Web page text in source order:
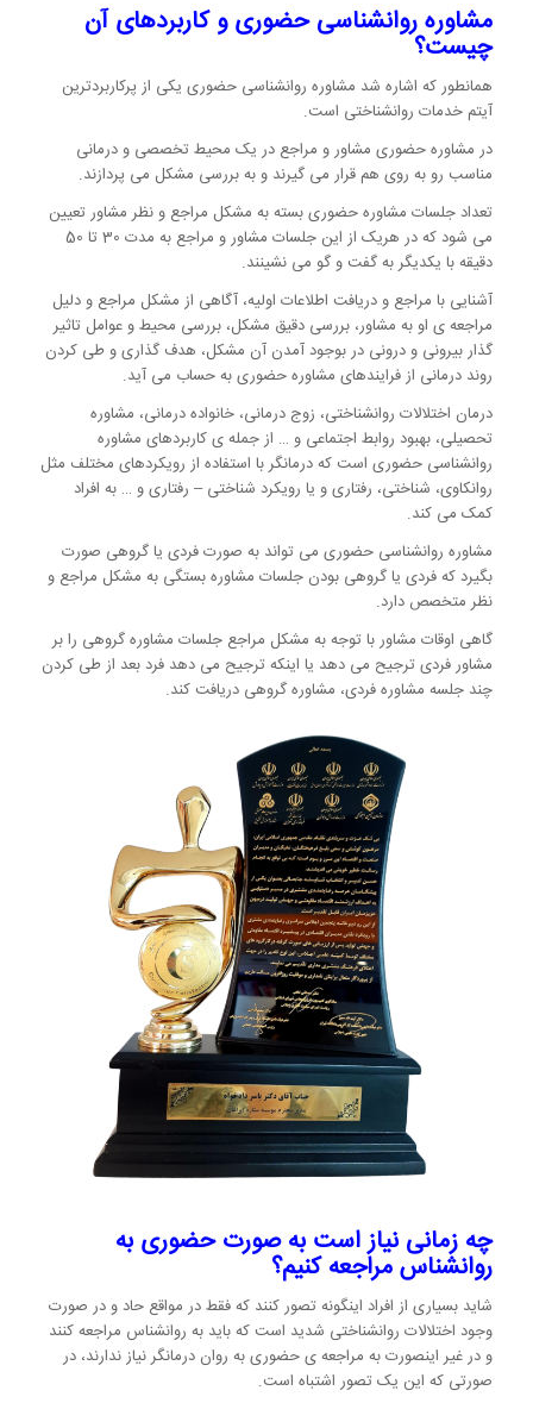
مشاوره روانشناسی حضوری و کاربردهای آن
چیست؟
همانطور که اشاره شد مشاوره روانشناسی حضوری یکی از پرکاربردترین
آیتم خدمات روانشناختی است.
در مشاوره حضوری مشاور و مراجع در یک محیط تخصصی و درمانی
مناسب رو به روی هم قرار می گیرند و به بررسی مشکل می پردازند.
تعداد جلسات مشاوره حضوری بسته به مشکل مراجع و نظر مشاور تعیین
می شود که در هریک از این جلسات مشاور و مراجع به مدت 30 تا 50
دقیقه با یکدیگر به گفت و گو می نشینند.
آشنایی با مراجع و دریافت اطلاعات اولیه، آگاهی از مشکل مراجع و دلیل
مراجعه ی او به مشاور، بررسی دقیق مشکل، بررسی محیط و عوامل تاثیر
گذار بیرونی و درونی در بوجود آمدن آن مشکل، هدف گذاری و طی کردن
روند درمانی از فرایندهای مشاوره حضوری به حساب می آید.
درمان اختلالات روانشناختی، زوج درمانی، خانواده درمانی، مشاوره
تحصیلی، بهبود روابط اجتماعی و … از جمله ی کاربردهای مشاوره
روانشناسی حضوری است که درمانگر با استفاده از رویکردهای مختلف مثل
روانکاوی، شناختی، رفتاری و یا رویکرد شناختی – رفتاری و … به افراد
کمک می کند.
مشاوره روانشناسی حضوری می تواند به صورت فردی یا گروهی صورت
بگیرد که فردی یا گروهی بودن جلسات مشاوره بستگی به مشکل مراجع و
نظر متخصص دارد.
گاهی اوقات مشاور با توجه به مشکل مراجع جلسات مشاوره گروهی را بر
مشاور فردی ترجیح می دهد یا اینکه ترجیح می دهد فرد بعد از طی کردن
چند جلسه مشاوره فردی، مشاوره گروهی دریافت کند.
چه زمانی نیاز است به صورت حضوری به
روانشناس مراجعه کنیم؟
شاید بسیاری از افراد اینگونه تصور کنند که فقط در مواقع حاد و در صورت
وجود اختلالات روانشناختی شدید است که باید به روانشناس مراجعه کنند
و در غیر اینصورت به مراجعه ی حضوری به روان درمانگر نیاز ندارند، در
صورتی که این یک تصور اشتباه است.